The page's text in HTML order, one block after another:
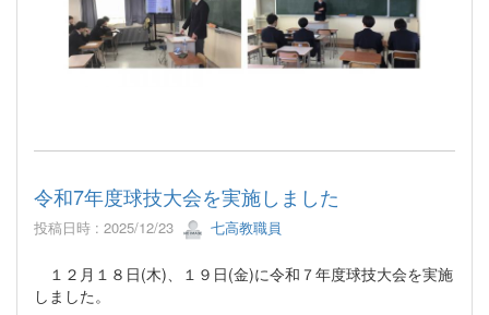
令和7年度球技大会を実施しました
投稿日時 : 2025/12/23 七高教職員
１２月１８日(木)、１９日(金)に令和７年度球技大会を実施
しました。